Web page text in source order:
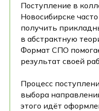
Поступление в
Новосибирске
получить
в абстрактную
Формат СПО
результат своей
Процесс
выбора
этого идёт